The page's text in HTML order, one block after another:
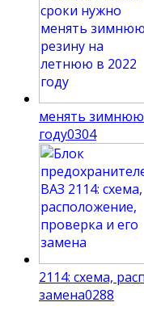
менять зимнюю
году0304
2114: схема,
замена0288